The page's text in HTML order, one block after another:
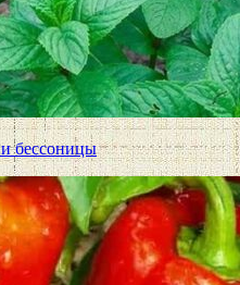
бессоницы